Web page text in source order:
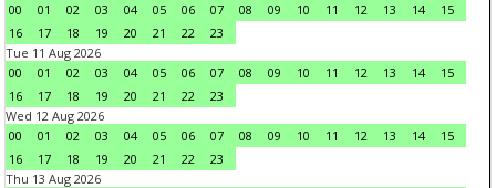
00
01 02 03 04 05 06 07 08 09 10 11 12 13 14
15
16
17 18 19 20 21 22
23
Tue 11 Aug 2026
00
01 02 03 04 05 06 07 08 09 10 11 12 13 14
15
16
17 18 19 20 21 22
23
Wed 12 Aug 2026
00
01 02 03 04 05 06 07 08 09 10 11 12 13 14
15
16
17 18 19 20 21 22
23
Thu 13 Aug 2026